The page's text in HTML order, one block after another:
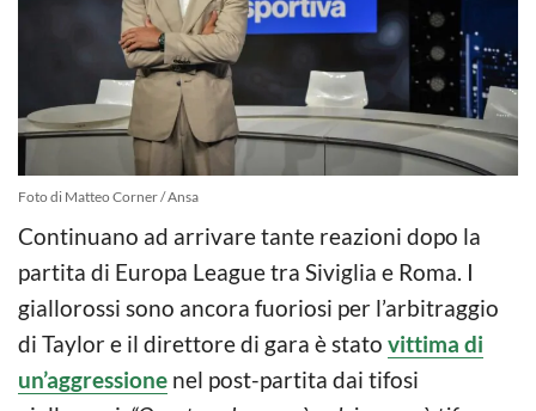
Foto di Matteo Corner / Ansa
Continuano ad arrivare tante reazioni dopo la
partita di Europa League tra Siviglia e Roma. I
giallorossi sono ancora fuoriosi per l’arbitraggio
di Taylor e il direttore di gara è stato vittima di
un’aggressione nel post-partita dai tifosi